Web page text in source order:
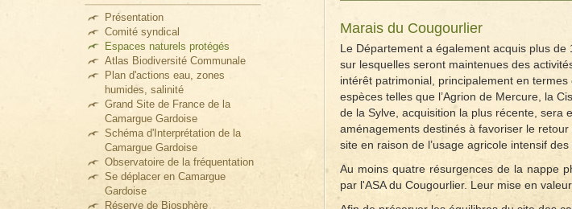
Présentation
Comité syndical
Espaces naturels protégés
Atlas Biodiversité Communale
Plan d'actions eau, zones
humides, salinité
Grand Site de France de la
Camargue Gardoise
Schéma d'Interprétation de la
Camargue Gardoise
Observatoire de la fréquentation
Se déplacer en Camargue
Gardoise
Réserve de Biosphère
Marais du Cougourlier
Le Département a également acquis plus
sur lesquelles seront maintenues des
intérêt patrimonial, principalement en
espèces telles que l’Agrion de Mercure, la
de la Sylve, acquisition la plus récente, sera
aménagements destinés à favoriser le
site en raison de l’usage agricole intensif
Au moins quatre résurgences de la nappe
par l'ASA du Cougourlier. Leur mise en